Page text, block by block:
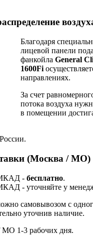
Благодаря
лицевой панели
фанкойла General
1600Fi
направлениях.
За счет
потока воздуха
в помещении
(Москва / МО)
- бесплатно.
- уточняйте у
самовывозом с
уточнив наличие.
1-3 рабочих дня.